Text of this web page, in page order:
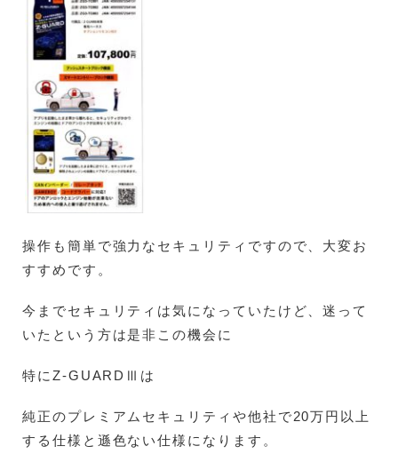
操作も簡単で強力なセキュリティですので、大変お
すすめです。
今までセキュリティは気になっていたけど、迷って
いたという方は是非この機会に
特にZ-GUARDⅢは
純正のプレミアムセキュリティや他社で20万円以上
する仕様と遜色ない仕様になります。